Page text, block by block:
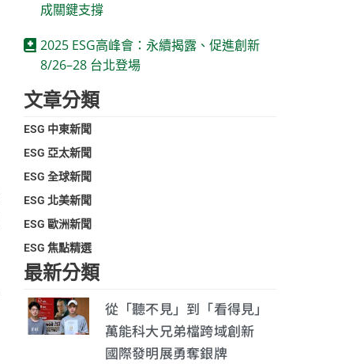
成關鍵支撐
2025 ESG高峰會：永續揭露、促進創新
8/26–28 台北登場
文章分類
ESG 中東新聞
ESG 亞太新聞
ESG 全球新聞
ESG 北美新聞
ESG 歐洲新聞
ESG 焦點精選
最新分類
從「聽不見」到「看得見」
萬能科大兄弟檔跨域創新
國際發明展勇奪銀牌